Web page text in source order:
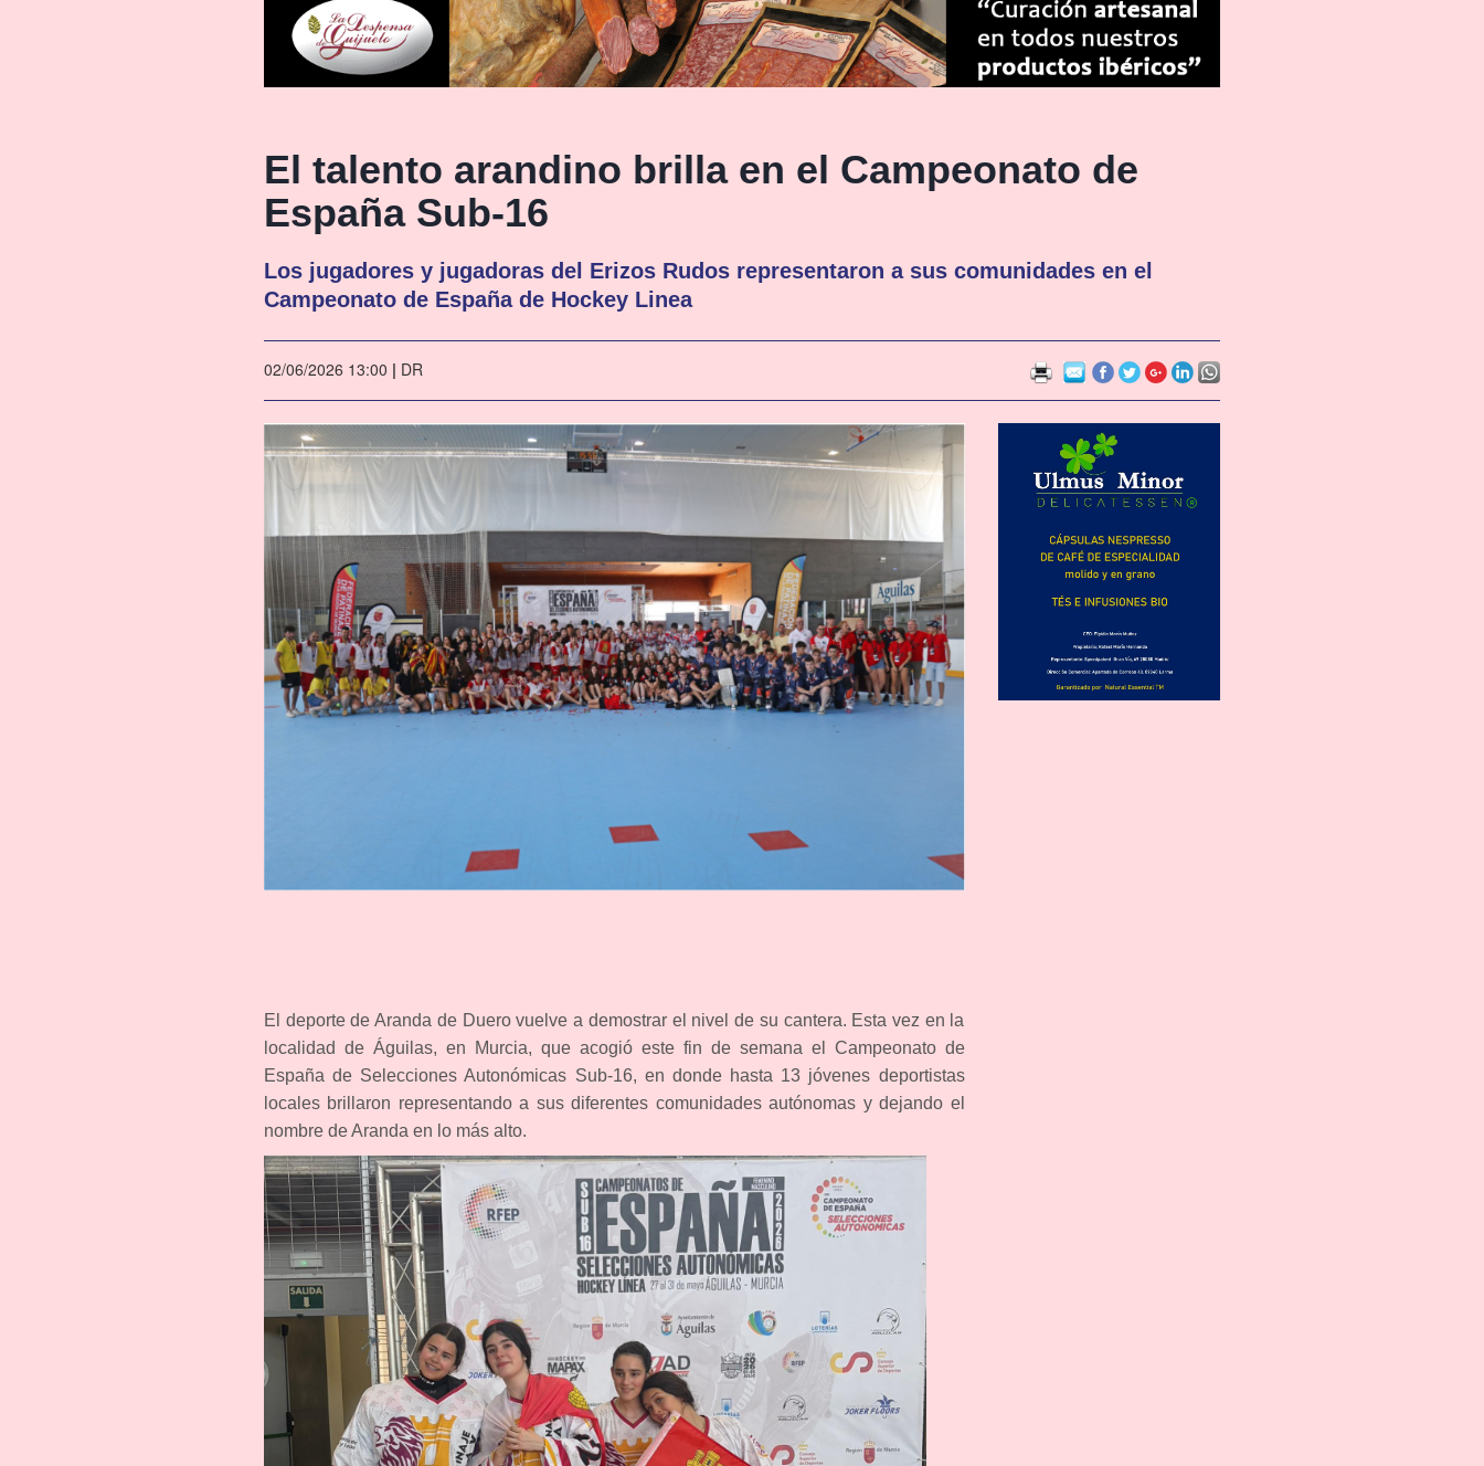
El talento arandino brilla en el Campeonato de
España Sub-16
Los jugadores y jugadoras del Erizos Rudos representaron a sus comunidades en el
Campeonato de España de Hockey Linea
02/06/2026 13:00 | DR
El deporte de Aranda de Duero vuelve a demostrar el nivel de su cantera. Esta vez en la
localidad de Águilas, en Murcia, que acogió este fin de semana el Campeonato de
España de Selecciones Autonómicas Sub-16, en donde hasta 13 jóvenes deportistas
locales brillaron representando a sus diferentes comunidades autónomas y dejando el
nombre de Aranda en lo más alto.